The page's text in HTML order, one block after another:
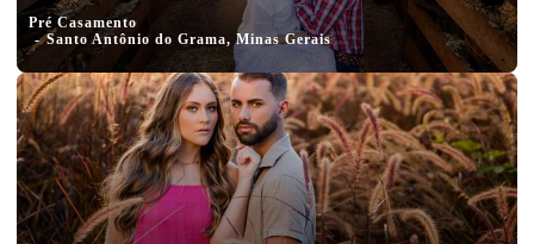
Pré Casamento
Santo Antônio do Grama, Minas Gerais